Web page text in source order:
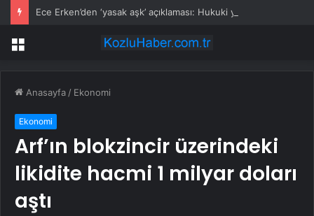
Menü
Anasayfa / Ekonomi
Ekonomi
Arf’ın blokzincir üzerindeki
likidite hacmi 1 milyar doları
aştı